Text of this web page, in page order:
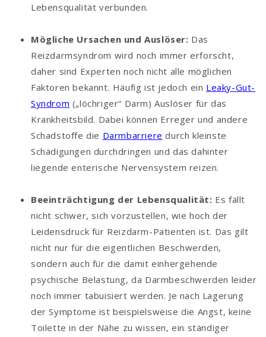
Lebensqualität verbunden.
Mögliche Ursachen und Auslöser: Das
Reizdarmsyndrom wird noch immer erforscht,
daher sind Experten noch nicht alle möglichen
Faktoren bekannt. Häufig ist jedoch ein Leaky-Gut-
Syndrom („löchriger“ Darm) Auslöser für das
Krankheitsbild. Dabei können Erreger und andere
Schadstoffe die Darmbarriere durch kleinste
Schädigungen durchdringen und das dahinter
liegende enterische Nervensystem reizen.
Beeinträchtigung der Lebensqualität: Es fällt
nicht schwer, sich vorzustellen, wie hoch der
Leidensdruck für Reizdarm-Patienten ist. Das gilt
nicht nur für die eigentlichen Beschwerden,
sondern auch für die damit einhergehende
psychische Belastung, da Darmbeschwerden leider
noch immer tabuisiert werden. Je nach Lagerung
der Symptome ist beispielsweise die Angst, keine
Toilette in der Nähe zu wissen, ein ständiger